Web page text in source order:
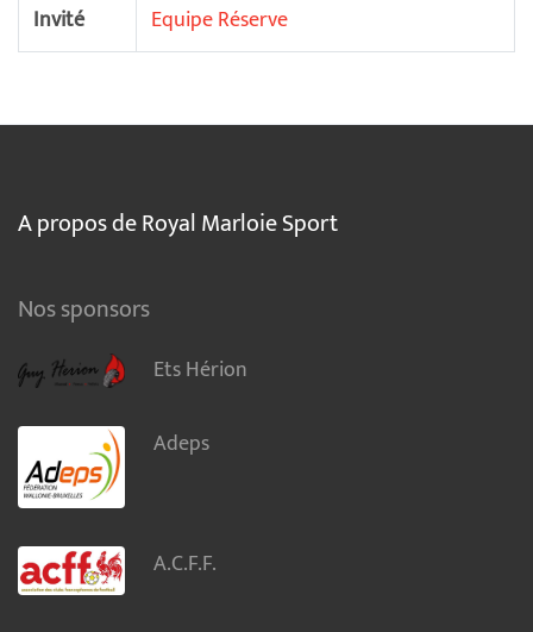
Invité
Equipe Réserve
A propos de Royal Marloie Sport
Nos sponsors
Ets Hérion
Adeps
A.C.F.F.